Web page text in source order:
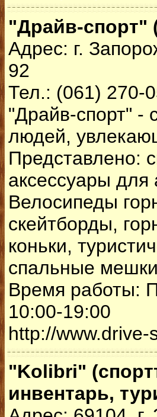
"Драйв-спорт"
Адрес: г.
92
Тел.: (061) 270-
"Драйв-спорт" -
людей,
Представлено:
аксессуары для
Велосипеды
скейтборды,
коньки,
спальные
Время работы:
10:00-19:00
http://
"Kolibri"
инвентарь,